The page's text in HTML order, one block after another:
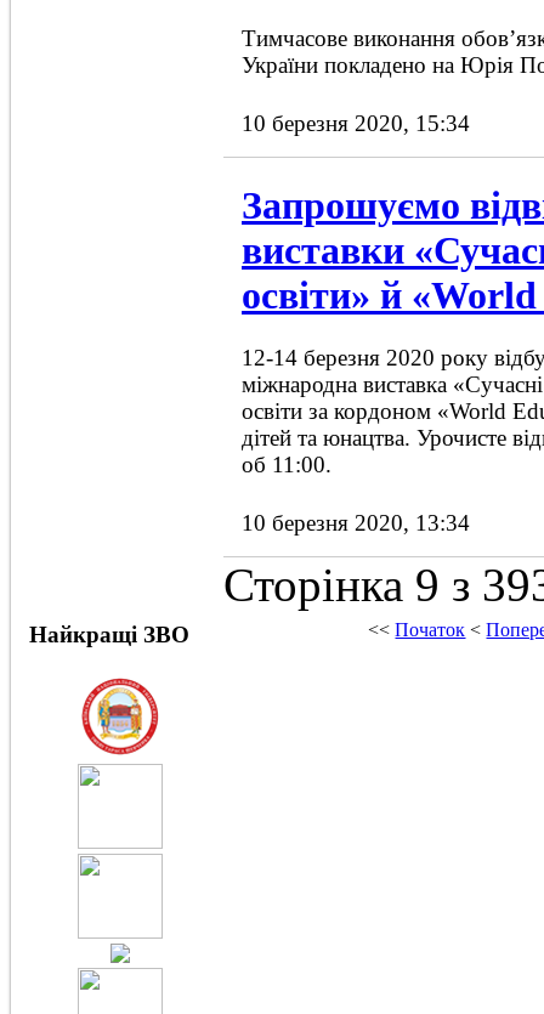
Тимчасове виконання
України покладено на Юрія
10 березня 2020, 15:34
Запрошуємо
виставки
освіти» й
12-14 березня 2020 року
міжнародна виставка
освіти за кордоном «World
дітей та юнацтва. Урочисте
об 11:00.
10 березня 2020, 13:34
Сторінка 9 з
<<Початок <
Найкращі ЗВО